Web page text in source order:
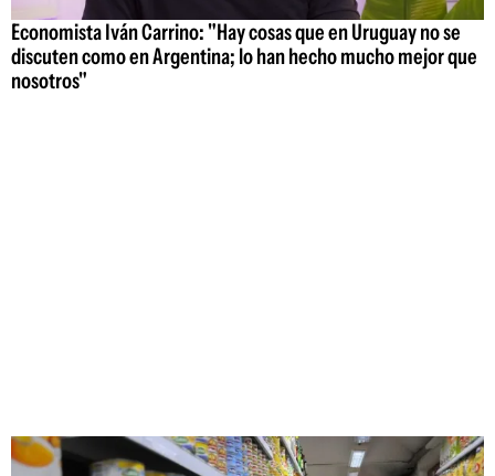
Economista Iván Carrino: "Hay cosas que en Uruguay no se
discuten como en Argentina; lo han hecho mucho mejor que
nosotros"